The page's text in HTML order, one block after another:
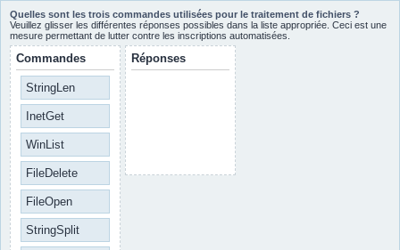
Quelles sont les trois commandes utilisées pour le traitement de fichiers ?
Veuillez glisser les différentes réponses possibles dans la liste appropriée. Ceci est une
mesure permettant de lutter contre les inscriptions automatisées.
Commandes
StringLen
InetGet
WinList
FileDelete
FileOpen
StringSplit
Réponses